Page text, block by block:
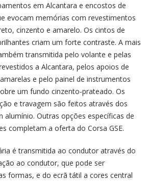
em Alcantara e encostos de
evocam memórias com revestimentos
cinzento e amarelo. Os cintos de
criam um forte contraste. A mais
transmitida pelo volante e pelas
a Alcantara, pelos apoios de
e pelo painel de instrumentos
um fundo cinzento-prateado. Os
e travagem são feitos através dos
alumínio. Outras opções específicas de
completam a oferta do Corsa GSE.
é transmitida ao condutor através do
ao condutor, que pode ser
formas, e do ecrã tátil a cores central